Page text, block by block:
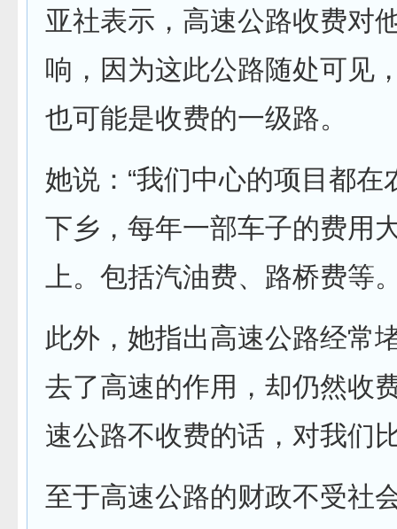
亚社表示，高速公路收费对
响，因为这此公路随处可见
也可能是收费的一级路。
她说：“我们中心的项目都在
下乡，每年一部车子的费用
上。包括汽油费、路桥费等
此外，她指出高速公路经常
去了高速的作用，却仍然收
速公路不收费的话，对我们
至于高速公路的财政不受社